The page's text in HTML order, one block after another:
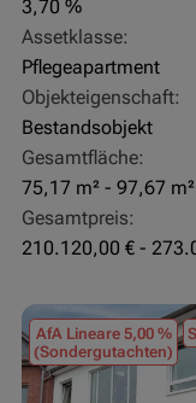
3,70 %
Assetklasse:
Pflegeapartment
Objekteigenschaft:
Bestandsobjekt
Gesamtfläche:
75,17 m² - 97,67 m²
Gesamtpreis:
AfA Lineare 5,00 %
(Sondergutachten)